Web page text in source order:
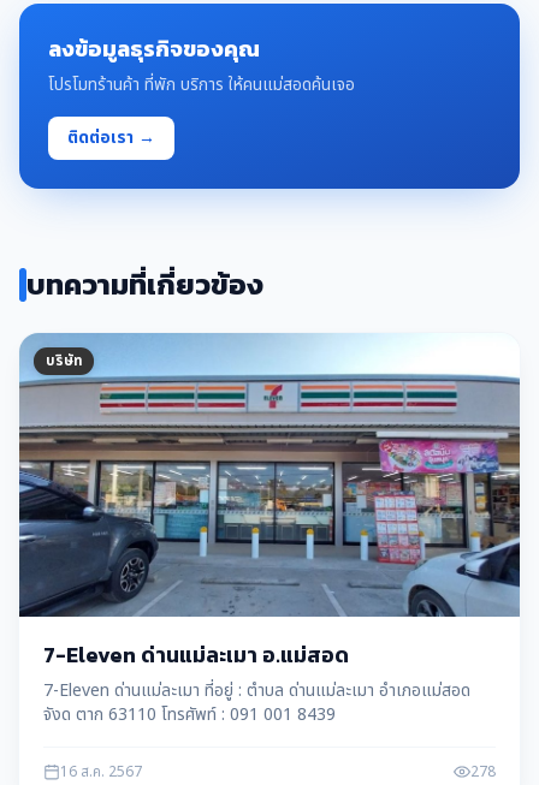
ลงข้อมูลธุรกิจของคุณ
โปรโมทร้านค้า ที่พัก บริการ ให้คนแม่สอดค้นเจอ
ติดต่อเรา →
บทความที่เกี่ยวข้อง
บริษัท
7-Eleven ด่านแม่ละเมา อ.แม่สอด
7-Eleven ด่านแม่ละเมา ที่อยู่ : ตำบล ด่านแม่ละเมา อำเภอแม่สอด
จังด ตาก 63110 โทรศัพท์ : 091 001 8439
16 ส.ค. 2567 278